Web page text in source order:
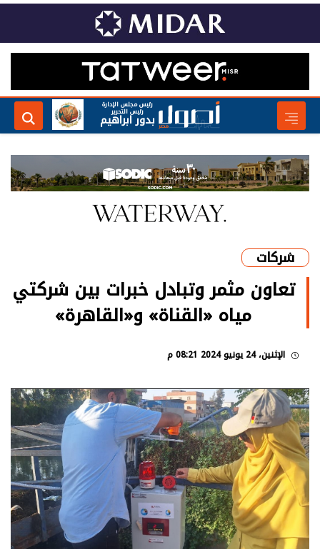
رئيس مجلس الإدارة
رئيس التحرير
بدور ابراهيم
شركات
تعاون مثمر وتبادل خبرات بين شركتي
مياه «القناة» و«القاهرة»
الإثنين، 24 يونيو 2024 08:21 م